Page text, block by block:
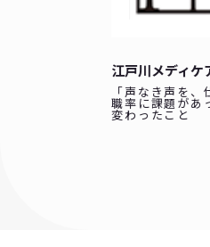
江戸川メディケ
「声なき声を
職率に課題があ
変わったこと